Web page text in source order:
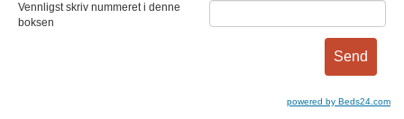
Vennligst skriv nummeret i denne
boksen
powered by Beds24.com